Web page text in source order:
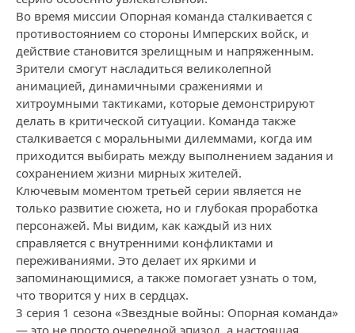
Во время миссии Опорная команда сталкивается с
противостоянием со стороны Имперских войск, и
действие становится зрелищным и напряженным.
Зрители смогут насладиться великолепной
анимацией, динамичными сражениями и
хитроумными тактиками, которые демонстрируют
делать в критической ситуации. Команда также
сталкивается с моральными дилеммами, когда им
приходится выбирать между выполнением задания и
сохранением жизни мирных жителей.
Ключевым моментом третьей серии является не
только развитие сюжета, но и глубокая проработка
персонажей. Мы видим, как каждый из них
справляется с внутренними конфликтами и
переживаниями. Это делает их яркими и
запоминающимися, а также помогает узнать о том,
что творится у них в сердцах.
3 серия 1 сезона «Звездные войны: Опорная команда»
— это не просто очередной эпизод, а настоящая